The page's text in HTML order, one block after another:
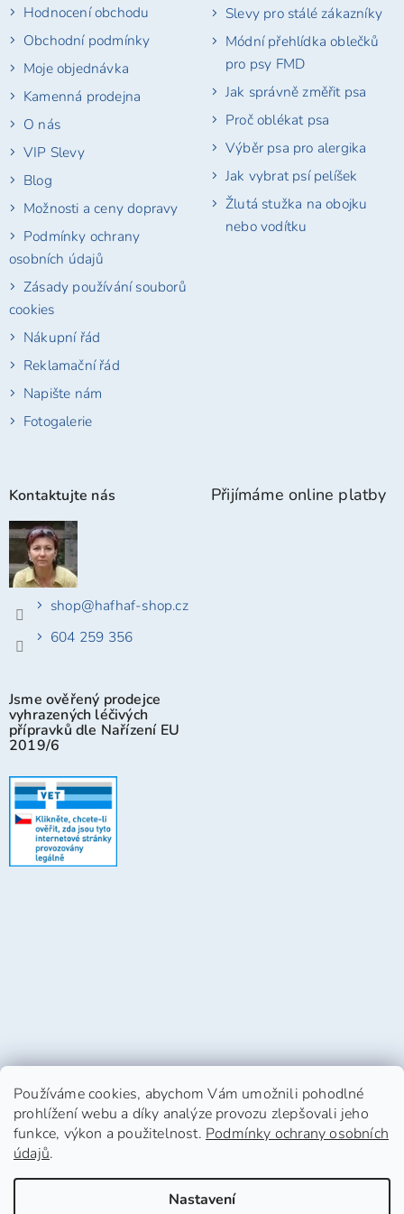
Používáme cookies, abychom Vám umožnili pohodlné
prohlížení webu a díky analýze provozu zlepšovali jeho
funkce, výkon a použitelnost. Podmínky ochrany osobních
údajů.
Nastavení
Hodnocení obchodu
Obchodní podmínky
Moje objednávka
Kamenná prodejna
O nás
VIP Slevy
Blog
Možnosti a ceny dopravy
Podmínky ochrany
osobních údajů
Zásady používání souborů
cookies
Nákupní řád
Reklamační řád
Napište nám
Fotogalerie
Slevy pro stálé zákazníky
Módní přehlídka oblečků
pro psy FMD
Jak správně změřit psa
Proč oblékat psa
Výběr psa pro alergika
Jak vybrat psí pelíšek
Žlutá stužka na obojku
nebo vodítku
Kontaktujte nás
shop@hafhaf-shop.cz
604 259 356
Jsme ověřený prodejce
vyhrazených léčivých
přípravků dle Nařízení EU
2019/6
Přijímáme online platby
Vytvořil Shoptet